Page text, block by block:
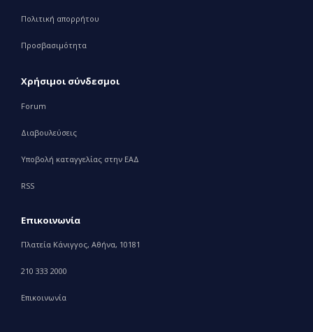
Πολιτική απορρήτου
Προσβασιμότητα
Χρήσιμοι σύνδεσμοι
Forum
Διαβουλεύσεις
Υποβολή καταγγελίας στην ΕΑΔ
RSS
Επικοινωνία
Πλατεία Κάνιγγος, Αθήνα, 10181
210 333 2000
Επικοινωνία